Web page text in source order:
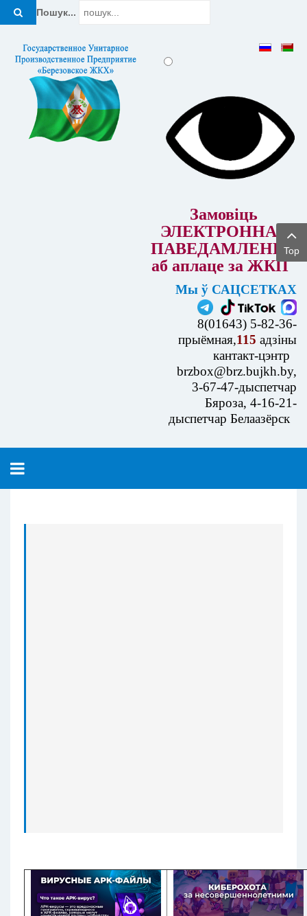
Пошук...
Замовіць
ЭЛЕКТРОННАЕ
ПАВЕДАМЛЕННЕ
аб аплаце за ЖКП
Мы ў САЦСЕТКАХ
8(01643) 5-82-36-
прыёмная,115 адзіны
кантакт-цэнтр
brzbox@brz.bujkh.by,
3-67-47-дыспетчар
Бяроза, 4-16-21-
дыспетчар Белаазёрск
Top